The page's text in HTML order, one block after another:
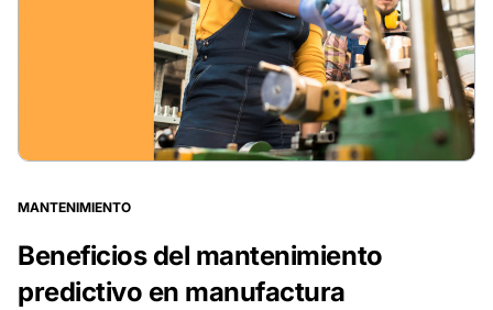
MANTENIMIENTO
Beneficios del mantenimiento
predictivo en manufactura